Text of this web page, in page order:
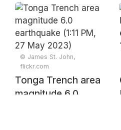
earthquake (9:47
AM, 27 May 2024)
© James St. John,
flickr.com
Tonga Trench area
magnitude 6.0